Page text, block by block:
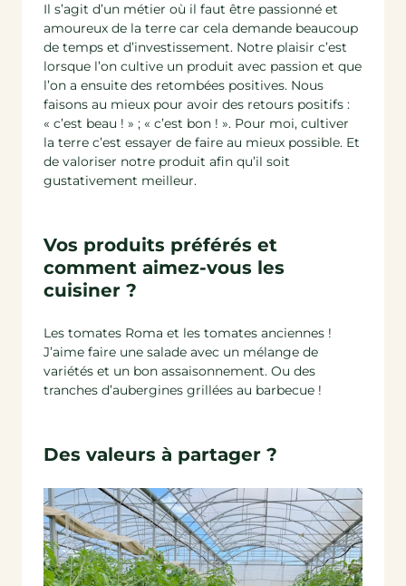
Il s’agit d’un métier où il faut être passionné et
amoureux de la terre car cela demande beaucoup
de temps et d’investissement. Notre plaisir c’est
lorsque l’on cultive un produit avec passion et que
l’on a ensuite des retombées positives. Nous
faisons au mieux pour avoir des retours positifs :
« c’est beau ! » ; « c’est bon ! ». Pour moi, cultiver
la terre c’est essayer de faire au mieux possible. Et
de valoriser notre produit afin qu’il soit
gustativement meilleur.
Vos produits préférés et
comment aimez-vous les
cuisiner ?
Les tomates Roma et les tomates anciennes !
J’aime faire une salade avec un mélange de
variétés et un bon assaisonnement. Ou des
tranches d’aubergines grillées au barbecue !
Des valeurs à partager ?